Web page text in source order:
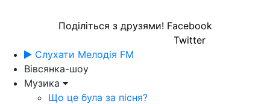
Поділіться з друзями! Facebook
Twitter
Слухати Мелодія FM
Вівсянка-шоу
Музика
Що це була за пісня?